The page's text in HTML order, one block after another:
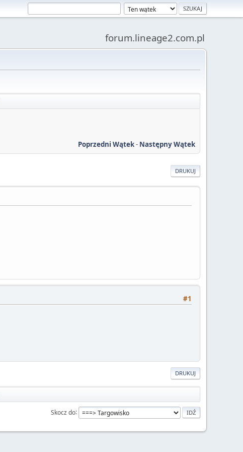
forum.lineage2.com.pl
Poprzedni Wątek- Następny Wątek
DRUKUJ
#1
DRUKUJ
Skocz do